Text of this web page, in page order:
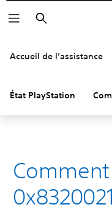
Rechercher
Accueil de l’assistance
État PlayStation